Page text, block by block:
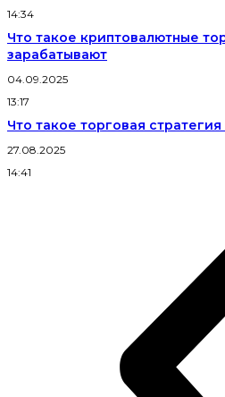
14:34
Что такое криптовалютные
зарабатывают
04.09.2025
13:17
Что такое торговая
27.08.2025
14:41